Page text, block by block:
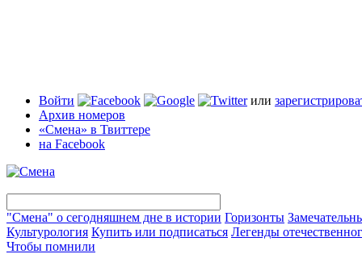
Войти или
Архив номеров
«Смена» в Твиттере
на Facebook
"Смена" о сегодняшнем дне в истории Горизонты
Культурология Купить или подписаться Легенды
Чтобы помнили